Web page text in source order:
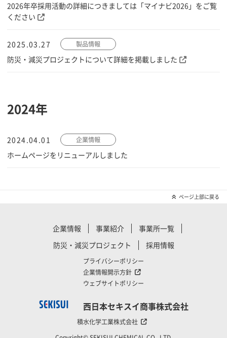
2026年卒採用活動の詳細につきましては「マイナビ2026」をご覧
ください
2025.03.27 製品情報
防災・減災プロジェクトについて詳細を掲載しました
2024年
2024.04.01 企業情報
ホームページをリニューアルしました
ページ上部に戻る
企業情報 事業紹介
事業所一覧
防災・減災プロジェクト
採用情報
プライバシーポリシー
企業情報開示方針
ウェブサイトポリシー
西日本セキスイ商事株式会社
積水化学工業株式会社